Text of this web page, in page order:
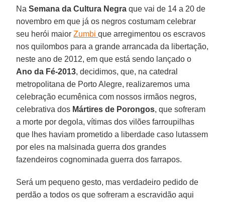
NaSemana da Cultura Negra que vai de 14 a 20 de
novembro em que já os negros costumam celebrar
seu herói maiorZumbique arregimentou os escravos
nos quilombos para a grande arrancada da libertação,
neste ano de 2012, em que está sendo lançado o
Ano da Fé-2013, decidimos, que, na catedral
metropolitana de Porto Alegre, realizaremos uma
celebração ecumênica com nossos irmãos negros,
celebrativa dos Mártires de Porongos, que sofreram
a morte por degola, vítimas dos vilões farroupilhas
que lhes haviam prometido a liberdade caso lutassem
por eles na malsinada guerra dos grandes
fazendeiros cognominada guerra dos farrapos.
Será um pequeno gesto, mas verdadeiro pedido de
perdão a todos os que sofreram a escravidão aqui